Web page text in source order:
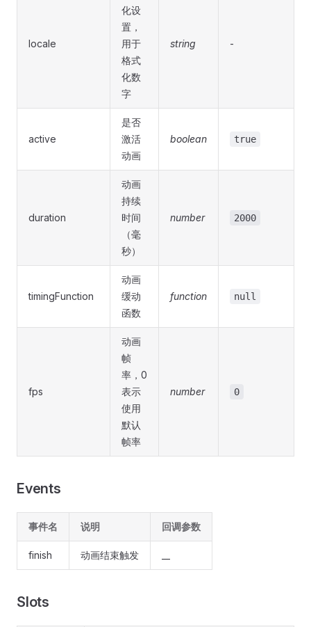
locale
化设
置，
用于
格式
化数
字
string -
active
是否
激活
动画
boolean true
duration
动画
持续
时间
（毫
秒）
number 2000
timingFunction
动画
缓动
函数
function null
fps
动画
帧
率，0
表示
使用
默认
帧率
number 0
Events
事件名 说明 回调参数
finish 动画结束触发
Slots